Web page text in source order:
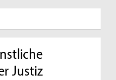
Justiz